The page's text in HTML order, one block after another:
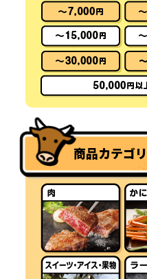
商品カテゴリ